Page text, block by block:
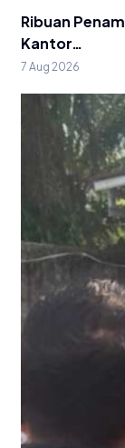
Ribuan
Kantor…
7 Aug 2026